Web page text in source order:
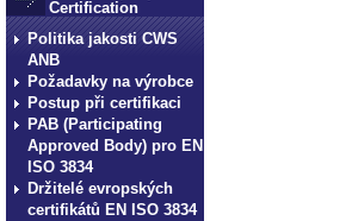
Certification
Politika jakosti CWS
ANB
Požadavky na výrobce
Postup při certifikaci
PAB (Participating
Approved Body) pro EN
ISO 3834
Držitelé evropských
certifikátů EN ISO 3834